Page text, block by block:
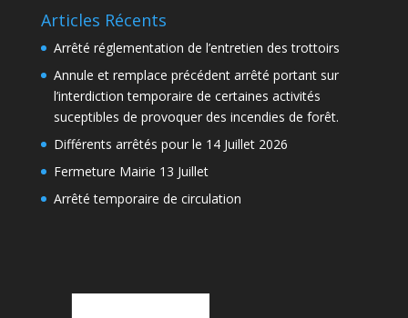
Articles Récents
Arrêté réglementation de l’entretien des trottoirs
Annule et remplace précédent arrêté portant sur
l’interdiction temporaire de certaines activités
suceptibles de provoquer des incendies de forêt.
Différents arrêtés pour le 14 Juillet 2026
Fermeture Mairie 13 Juillet
Arrêté temporaire de circulation